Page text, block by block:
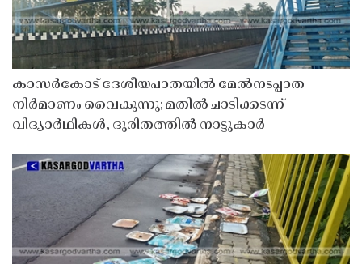
കാസർകോട് ദേശീയപാതയിൽ മേൽനടപ്പാത
നിർമാണം വൈകുന്നു; മതിൽ ചാടിക്കടന്ന്
വിദ്യാർഥികൾ, ദുരിതത്തിൽ നാട്ടുകാർ